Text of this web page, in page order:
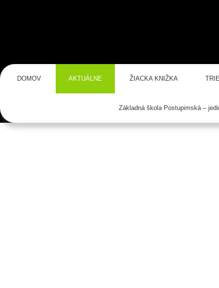
DOMOV AKTUÁLNE ŽIACKA KNIŽKA
Základná škola Postupimská –